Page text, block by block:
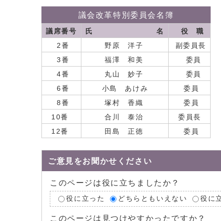
議会改革特別委員会名簿
議席番号 氏 名
役 職
2番
野原 洋子
副委員長
3番
福澤 和美
委員
4番
丸山 妙子
委員
6番
小島 あけみ
委員
8番
塚村 香織
委員
10番
合川 泰治
委員長
12番
田島 正徳 委員
ご意見をお聞かせください
このページは役に立ちましたか？
役に立った どちらともいえない 役に
このページは見つけやすかったですか？